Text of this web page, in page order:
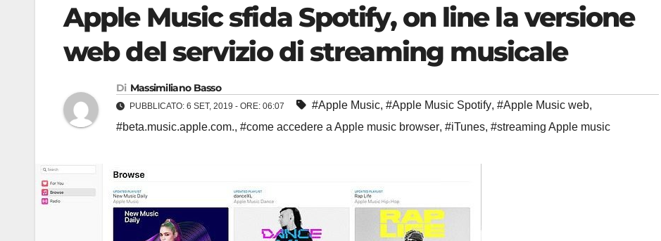
Apple Music sfida Spotify, on line la versione
web del servizio di streaming musicale
Di Massimiliano Basso
PUBBLICATO: 6 SET, 2019 - ORE: 06:07 #Apple Music, #Apple Music Spotify, #Apple Music web,
#beta.music.apple.com., #come accedere a Apple music browser, #iTunes, #streaming Apple music